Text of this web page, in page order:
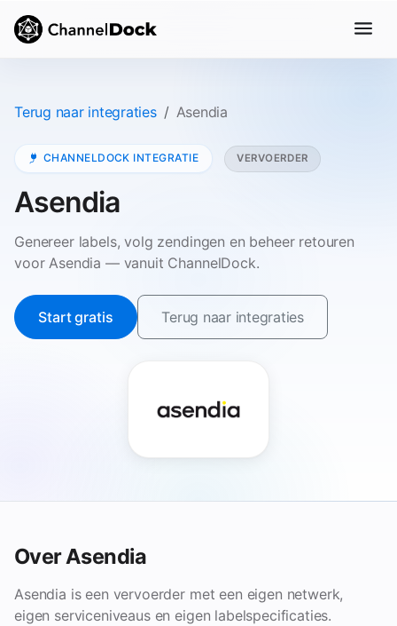
Terug naar integraties Asendia
CHANNELDOCK INTEGRATIE VERVOERDER
Asendia
Genereer labels, volg zendingen en beheer retouren
voor Asendia — vanuit ChannelDock.
Start gratis Terug naar integraties
Over Asendia
Asendia is een vervoerder met een eigen netwerk,
eigen serviceniveaus en eigen labelspecificaties.